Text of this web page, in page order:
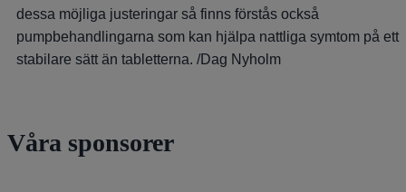
dessa möjliga justeringar så finns förstås också
pumpbehandlingarna som kan hjälpa nattliga symtom på ett
stabilare sätt än tabletterna. /Dag Nyholm
Våra sponsorer